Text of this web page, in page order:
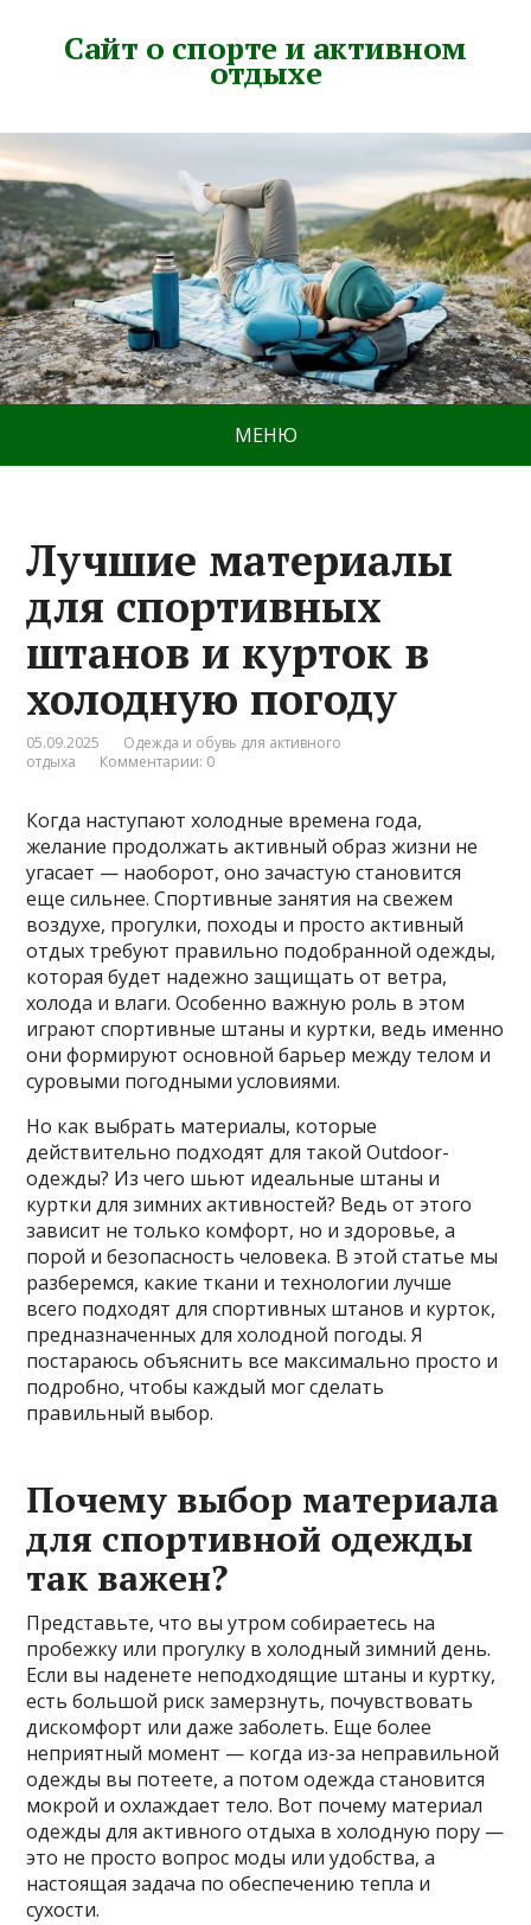
Сайт о спорте и активном
отдыхе
МЕНЮ
Лучшие материалы
для спортивных
штанов и курток в
холодную погоду
05.09.2025
Одежда и обувь для активного
отдыха
Комментарии: 0
Когда наступают холодные времена года,
желание продолжать активный образ жизни не
угасает — наоборот, оно зачастую становится
еще сильнее. Спортивные занятия на свежем
воздухе, прогулки, походы и просто активный
отдых требуют правильно подобранной одежды,
которая будет надежно защищать от ветра,
холода и влаги. Особенно важную роль в этом
играют спортивные штаны и куртки, ведь именно
они формируют основной барьер между телом и
суровыми погодными условиями.
Но как выбрать материалы, которые
действительно подходят для такой Outdoor-
одежды? Из чего шьют идеальные штаны и
куртки для зимних активностей? Ведь от этого
зависит не только комфорт, но и здоровье, а
порой и безопасность человека. В этой статье мы
разберемся, какие ткани и технологии лучше
всего подходят для спортивных штанов и курток,
предназначенных для холодной погоды. Я
постараюсь объяснить все максимально просто и
подробно, чтобы каждый мог сделать
правильный выбор.
Почему выбор материала
для спортивной одежды
так важен?
Представьте, что вы утром собираетесь на
пробежку или прогулку в холодный зимний день.
Если вы наденете неподходящие штаны и куртку,
есть большой риск замерзнуть, почувствовать
дискомфорт или даже заболеть. Еще более
неприятный момент — когда из-за неправильной
одежды вы потеете, а потом одежда становится
мокрой и охлаждает тело. Вот почему материал
одежды для активного отдыха в холодную пору —
это не просто вопрос моды или удобства, а
настоящая задача по обеспечению тепла и
сухости.